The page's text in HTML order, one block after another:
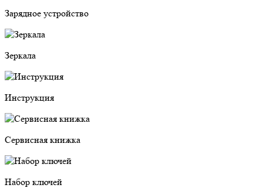
Зарядное устройство
Зеркала
Инструкция
Сервисная книжка
Набор ключей